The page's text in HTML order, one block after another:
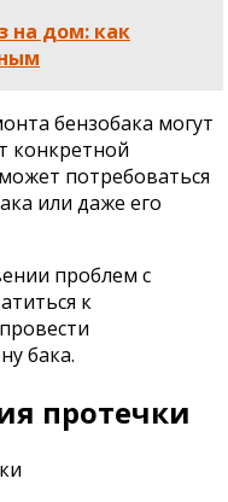
на дом: как
бензобака могут
конкретной
потребоваться
или даже его
проблем с
к
бака.
протечки